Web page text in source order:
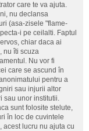
care te va ajuta.
nu declansa
(asa-zisele "flame-
i pe ceilalti. Faptul
chiar daca ai
nu îti scuza
Nu vor fi
care se ascund în
pentru a
sau injurii altor
sau unor institutii.
sunt folosite stelute,
în loc de cuvintele
acest lucru nu ajuta cu